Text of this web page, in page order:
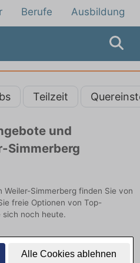
Alle Cookies ablehnen
Berufe Ausbildung
Teilzeit
und
Simmerberg
Weiler-Simmerberg finden Sie von
freie Optionen von Top-
sich noch heute.
im Büro: